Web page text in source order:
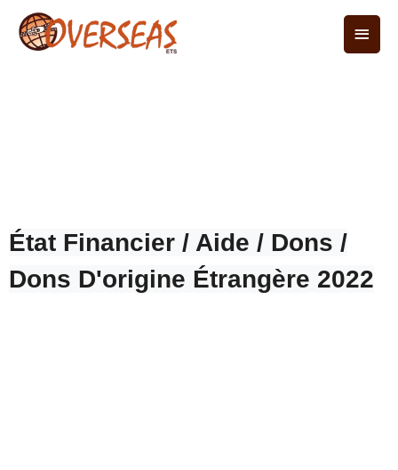
État Financier / Aide / Dons /
Dons D'origine Étrangère 2022